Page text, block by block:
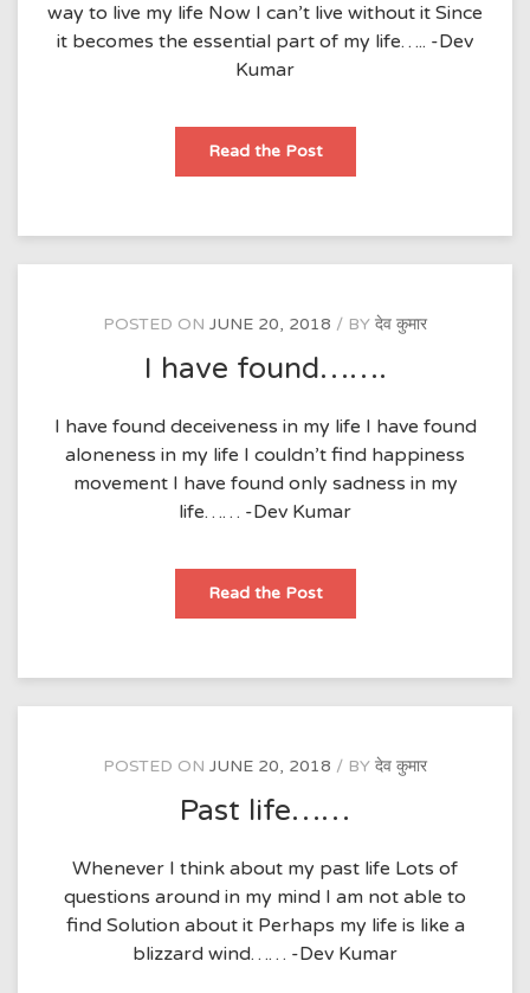
way to live my life Now I can’t live without it Since
it becomes the essential part of my life….. -Dev
Kumar
Read the PostPart
my
POSTED ON JUNE 20, 2018 BY देव कुमार
I have found…….
I have found deceiveness in my life I have found
aloneness in my life I couldn’t find happiness
movement I have found only sadness in my
life…… -Dev Kumar
Read the PostI
found…….
POSTED ON JUNE 20, 2018 BY देव कुमार
Past life……
Whenever I think about my past life Lots of
questions around in my mind I am not able to
find Solution about it Perhaps my life is like a
blizzard wind…… -Dev Kumar